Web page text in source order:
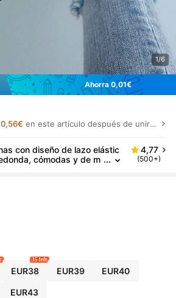
1/6
Ahorra 0,01€
0,56€ en este artículo después de unirte.
con diseño de lazo elástic
cómodas y de m
4,77
(500+)
EUR38
35 left
EUR39 EUR40
EUR43